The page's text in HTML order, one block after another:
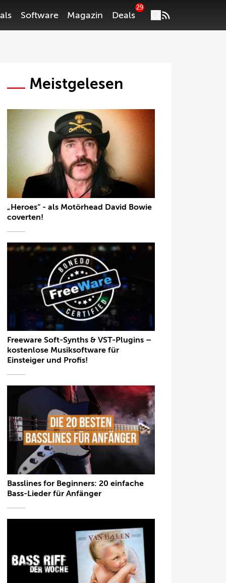
Software Magazin Deals
29
Meistgelesen
„Heroes“ - als Motörhead David Bowie
coverten!
Freeware Soft-Synths & VST-Plugins –
kostenlose Musiksoftware für
Einsteiger und Profis!
Basslines for Beginners: 20 einfache
Bass-Lieder für Anfänger